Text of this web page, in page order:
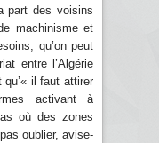
part des voisins
machinisme et
qu’on peut
entre l’Algérie
il faut attirer
activant à
où des zones
oublier, avise-